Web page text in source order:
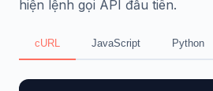
hiện lệnh gọi API đầu tiên.
cURL JavaScript Python